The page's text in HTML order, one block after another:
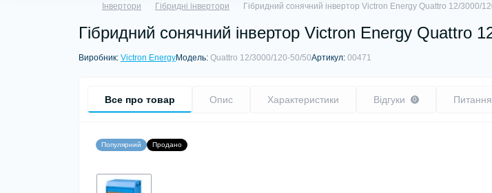
Інвертори Гібридні інвертори Гібридний сонячний інвертор Victron Energy Quattro 12/3000/
Гібридний сонячний інвертор Victron Energy
Виробник: Victron EnergyМодель: Quattro 12/3000/120-50/50Артикул: 00471
Все про товар Опис Характеристики Відгуки 0 Питання
Популярний Продано